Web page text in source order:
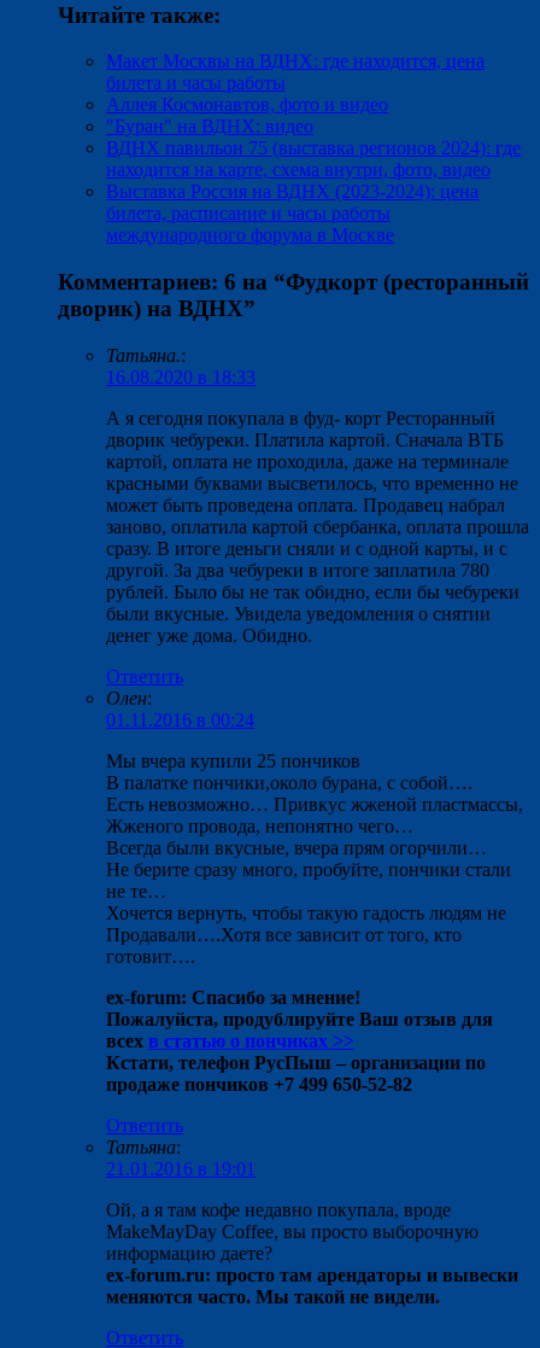
Читайте также:
Макет Москвы на ВДНХ: где находится, цена
билета и часы работы
Аллея Космонавтов, фото и видео
"Буран" на ВДНХ: видео
ВДНХ павильон 75 (выставка регионов 2024): где
находится на карте, схема внутри, фото, видео
Выставка Россия на ВДНХ (2023-2024): цена
билета, расписание и часы работы
международного форума в Москве
Комментариев: 6 на “Фудкорт (ресторанный
дворик) на ВДНХ”
Татьяна.:
16.08.2020 в 18:33
А я сегодня покупала в фуд- корт Ресторанный
дворик чебуреки. Платила картой. Сначала ВТБ
картой, оплата не проходила, даже на терминале
красными буквами высветилось, что временно не
может быть проведена оплата. Продавец набрал
заново, оплатила картой сбербанка, оплата прошла
сразу. В итоге деньги сняли и с одной карты, и с
другой. За два чебуреки в итоге заплатила 780
рублей. Было бы не так обидно, если бы чебуреки
были вкусные. Увидела уведомления о снятии
денег уже дома. Обидно.
Ответить
Олен:
01.11.2016 в 00:24
Мы вчера купили 25 пончиков
В палатке пончики,около бурана, с собой….
Есть невозможно… Привкус жженой пластмассы,
Жженого провода, непонятно чего…
Всегда были вкусные, вчера прям огорчили…
Не берите сразу много, пробуйте, пончики стали
не те…
Хочется вернуть, чтобы такую гадость людям не
Продавали….Хотя все зависит от того, кто
готовит….
ex-forum: Спасибо за мнение!
Пожалуйста, продублируйте Ваш отзыв для
всех в статью о пончиках >>
Кстати, телефон РусПыш – организации по
продаже пончиков +7 499 650-52-82
Ответить
Татьяна:
21.01.2016 в 19:01
Ой, а я там кофе недавно покупала, вроде
MakeMayDay Coffee, вы просто выборочную
информацию даете?
ex-forum.ru: просто там арендаторы и вывески
меняются часто. Мы такой не видели.
Ответить